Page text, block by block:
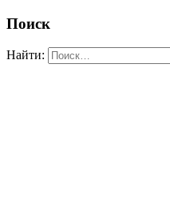
Поиск
Найти: